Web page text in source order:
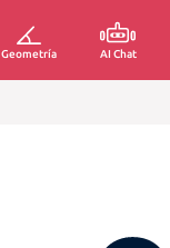
Geometría AI Chat